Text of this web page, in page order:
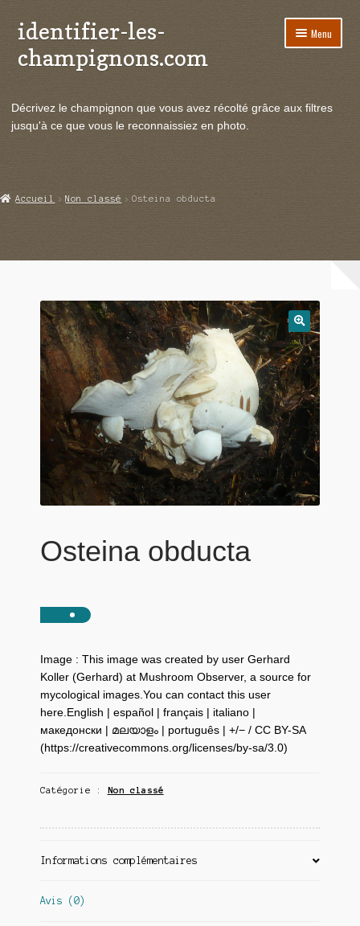
Aller
à
la
Aller
au
contenu
identifier-les-
champignons.com
Menu
le
Actualités
Echanges et contacts
Décrivez le champignon que vous avez récolté grâce aux filtres
jusqu'à ce que vous le reconnaissiez en photo.
Accueil Non classé Osteina obducta
Osteina obducta
Image : This image was created by user Gerhard
Koller (Gerhard) at Mushroom Observer, a source for
mycological images.You can contact this user
here.English | español | français | italiano |
македонски | മലയാളം | português | +/− / CC BY-SA
(https://creativecommons.org/licenses/by-sa/3.0)
Catégorie : Non classé
Informations complémentaires
Avis (0)